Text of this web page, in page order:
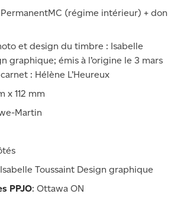
(régime ­intérieur) + don
et design du timbre : Isabelle
graphique; émis à l’origine le 3 mars
: Hélène L’Heureux
x 112 mm
Martin
Toussaint Design graphique
PPJO: Ottawa ON